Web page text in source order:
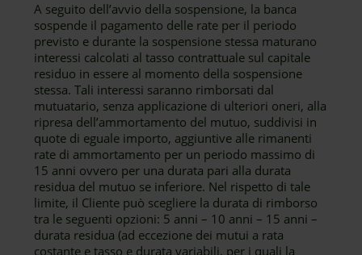
A seguito dell’avvio della sospensione, la banca
sospende il pagamento delle rate per il periodo
previsto e durante la sospensione stessa maturano
interessi calcolati al tasso contrattuale sul capitale
residuo in essere al momento della sospensione
stessa. Tali interessi saranno rimborsati dal
mutuatario, senza applicazione di ulteriori oneri, alla
ripresa dell’ammortamento del mutuo, suddivisi in
quote di eguale importo, aggiuntive alle rimanenti
rate di ammortamento per un periodo massimo di
15 anni ovvero per una durata pari alla durata
residua del mutuo se inferiore. Nel rispetto di tale
limite, il Cliente può scegliere la durata di rimborso
tra le seguenti opzioni: 5 anni – 10 anni – 15 anni –
durata residua (ad eccezione dei mutui a rata
costante e tasso e durata variabili, per i quali la